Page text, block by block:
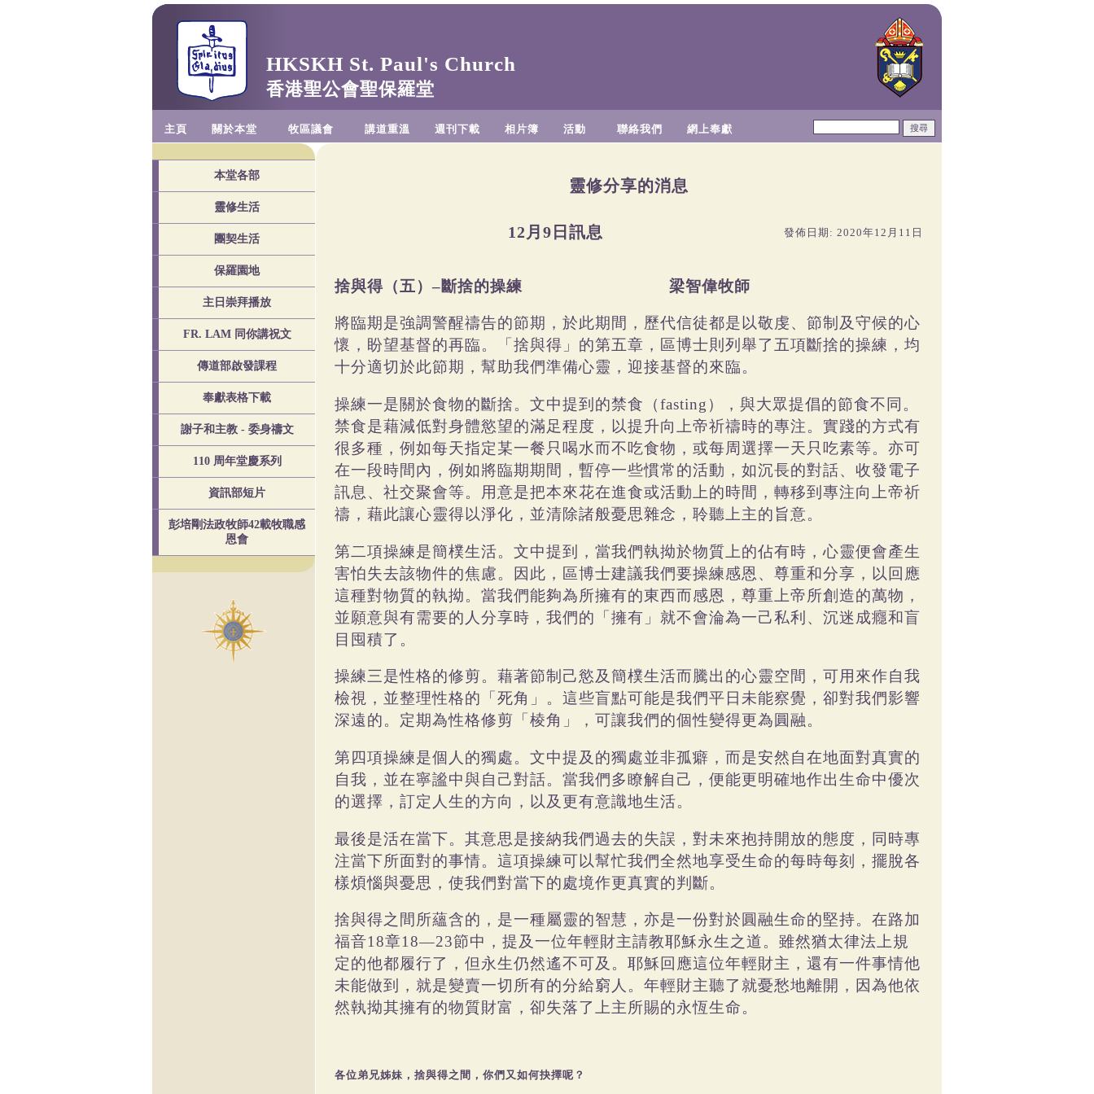
HKSKH St. Paul's Church
香港聖公會聖保羅堂
主頁 關於本堂 牧區議會 講道重溫 週刊下載 相片簿 活動 聯絡我們 網上奉獻
本堂各部
靈修生活
團契生活
保羅園地
主日崇拜播放
FR. LAM 同你講祝文
傳道部啟發課程
奉獻表格下載
謝子和主教 - 委身禱文
110 周年堂慶系列
資訊部短片
彭培剛法政牧師42載牧職感
恩會
靈修分享的消息
12月9日訊息 發佈日期: 2020年12月11日
捨與得（五）–斷捨的操練 梁智偉牧師
將臨期是強調警醒禱告的節期，於此期間，歷代信徒都是以敬虔、節制及守候的心
懷，盼望基督的再臨。「捨與得」的第五章，區博士則列舉了五項斷捨的操練，均
十分適切於此節期，幫助我們準備心靈，迎接基督的來臨。
操練一是關於食物的斷捨。文中提到的禁食（fasting ），與大眾提倡的節食不同。
禁食是藉減低對身體慾望的滿足程度，以提升向上帝祈禱時的專注。實踐的方式有
很多種，例如每天指定某一餐只喝水而不吃食物，或每周選擇一天只吃素等。亦可
在一段時間內，例如將臨期期間，暫停一些慣常的活動，如沉長的對話、收發電子
訊息、社交聚會等。用意是把本來花在進食或活動上的時間，轉移到專注向上帝祈
禱，藉此讓心靈得以淨化，並清除諸般憂思雜念，聆聽上主的旨意。
第二項操練是簡樸生活。文中提到，當我們執拗於物質上的佔有時，心靈便會產生
害怕失去該物件的焦慮。因此，區博士建議我們要操練感恩、尊重和分享，以回應
這種對物質的執拗。當我們能夠為所擁有的東西而感恩，尊重上帝所創造的萬物，
並願意與有需要的人分享時，我們的「擁有」就不會淪為一己私利、沉迷成癮和盲
目囤積了。
操練三是性格的修剪。藉著節制己慾及簡樸生活而騰出的心靈空間，可用來作自我
檢視，並整理性格的「死角」。這些盲點可能是我們平日未能察覺，卻對我們影響
深遠的。定期為性格修剪「棱角」，可讓我們的個性變得更為圓融。
第四項操練是個人的獨處。文中提及的獨處並非孤癖，而是安然自在地面對真實的
自我，並在寧謐中與自己對話。當我們多瞭解自己，便能更明確地作出生命中優次
的選擇，訂定人生的方向，以及更有意識地生活。
最後是活在當下。其意思是接納我們過去的失誤，對未來抱持開放的態度，同時專
注當下所面對的事情。這項操練可以幫忙我們全然地享受生命的每時每刻，擺脫各
樣煩惱與憂思，使我們對當下的處境作更真實的判斷。
捨與得之間所蘊含的，是一種屬靈的智慧，亦是一份對於圓融生命的堅持。在路加
福音18章18—23節中，提及一位年輕財主請教耶穌永生之道。雖然猶太律法上規
定的他都履行了，但永生仍然遙不可及。耶穌回應這位年輕財主，還有一件事情他
未能做到，就是變賣一切所有的分給窮人。年輕財主聽了就憂愁地離開，因為他依
然執拗其擁有的物質財富，卻失落了上主所賜的永恆生命。
各位弟兄姊妹，捨與得之間，你們又如何抉擇呢？